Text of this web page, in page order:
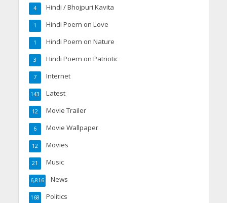
Hindi / Bhojpuri Kavita
4
Hindi Poem on Love
1
Hindi Poem on Nature
1
Hindi Poem on Patriotic
3
Internet
7
Latest
143
Movie Trailer
12
Movie Wallpaper
6
Movies
12
Music
21
News
6,816
Politics
168